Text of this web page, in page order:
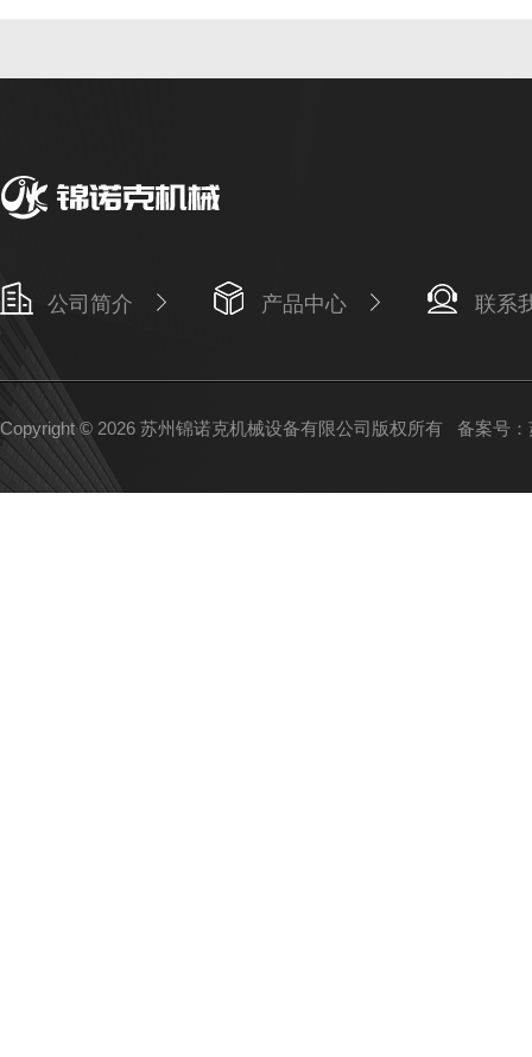
公司简介 产品中心 联系
Copyright © 2026 苏州锦诺克机械设备有限公司版权所有 备案号：